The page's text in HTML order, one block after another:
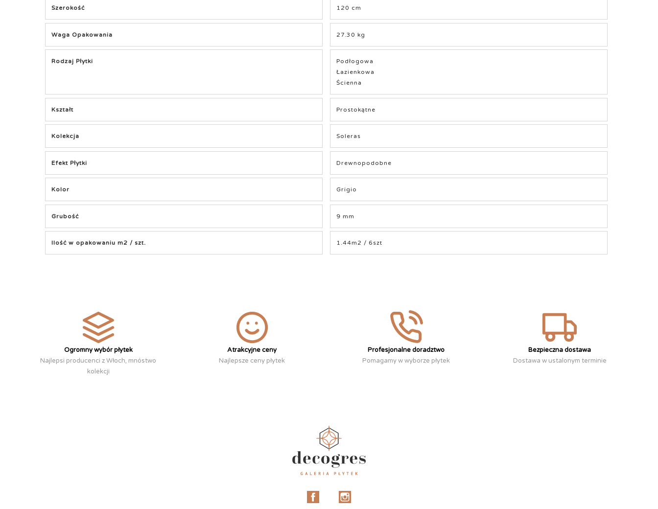
Szerokość 120 cm
Waga Opakowania 27.30 kg
Rodzaj Płytki
Podłogowa
Łazienkowa
Ścienna
Kształt Prostokątne
Kolekcja Soleras
Efekt Płytki Drewnopodobne
Kolor Grigio
Grubość 9 mm
Ilość w opakowaniu m2 / szt. 1.44m2 / 6szt
Ogromny wybór płytek
Najlepsi producenci z Włoch, mnóstwo
kolekcji
Atrakcyjne ceny
Najlepsze ceny płytek
Profesjonalne doradztwo
Pomagamy w wyborze płytek
Bezpieczna dostawa
Dostawa w ustalonym terminie
Facebook